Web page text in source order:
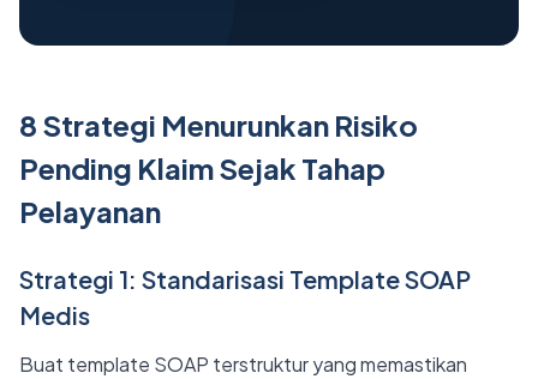
8 Strategi Menurunkan Risiko
Pending Klaim Sejak Tahap
Pelayanan
Strategi 1: Standarisasi Template SOAP
Medis
Buat template SOAP terstruktur yang memastikan